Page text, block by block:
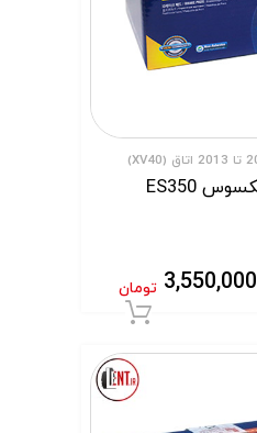
لنت ترمز عقب لکسوس ES350
3,550,000 تومان